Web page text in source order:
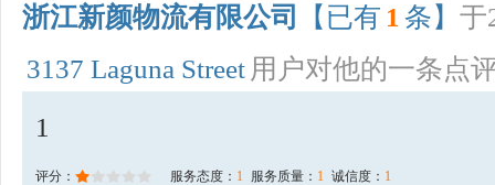
浙江新颜物流有限公司 【已有 1 条】 于
3137 Laguna Street 用户对他的一条点
1
评分： 服务态度： 1 服务质量： 1 诚信度： 1